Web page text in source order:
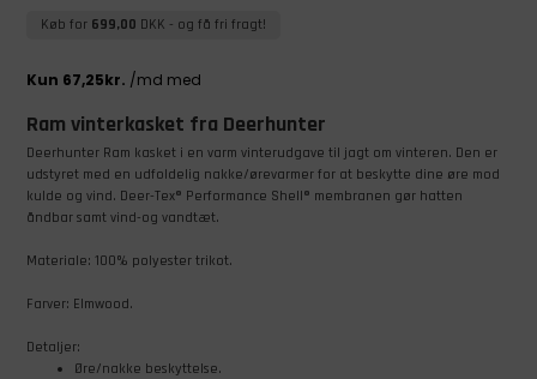
Køb for 699,00 DKK - og få fri fragt!
Ram vinterkasket fra Deerhunter
Deerhunter Ram kasket i en varm vinterudgave til jagt om vinteren. Den er
udstyret med en udfoldelig nakke/ørevarmer for at beskytte dine øre mod
kulde og vind. Deer-Tex® Performance Shell® membranen gør hatten
åndbar samt vind-og vandtæt.
Materiale: 100% polyester trikot.
Farver: Elmwood.
Detaljer:
Øre/nakke beskyttelse.